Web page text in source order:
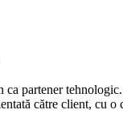
partener
către client, cu